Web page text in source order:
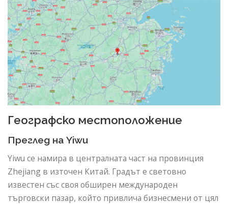
Географско местоположение
Преглед на Yiwu
Yiwu се намира в централната част на провинция
Zhejiang в източен Китай. Градът е световно
известен със своя обширен международен
търговски пазар, който привлича бизнесмени от цял ​​